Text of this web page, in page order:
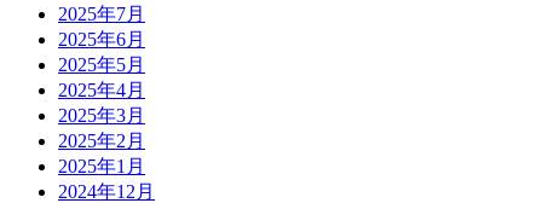
2025年7月
2025年6月
2025年5月
2025年4月
2025年3月
2025年2月
2025年1月
2024年12月